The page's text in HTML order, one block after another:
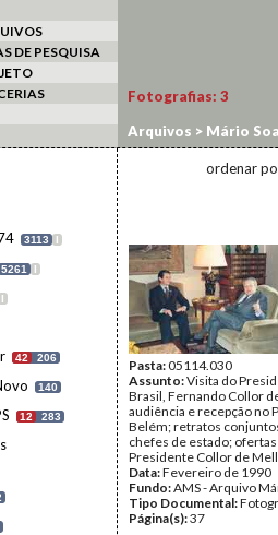
DE PESQUISA
3113 I
5261 I
I
42 206
140
12 283
Fotografias: 3
Arquivos > Mário
Estado a Portugal>
ordenar
Pasta:05114.030
Assunto:Visita do
Brasil, Fernando Collor
audiência e recepção no
Belém; retratos
chefes de estado;
Presidente Collor de
Data:Fevereiro de 1990
Fundo:AMS - Arquivo
Tipo Documental:
Página(s):37